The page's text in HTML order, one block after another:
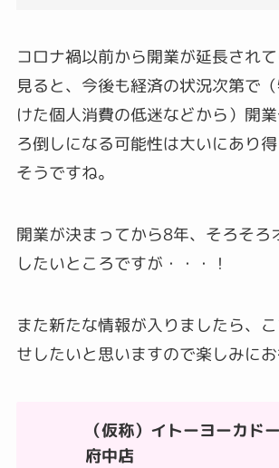
コロナ禍以前から開業が延長され
見ると、今後も経済の状況次第で
けた個人消費の低迷などから）開
ろ倒しになる可能性は大いにあり
そうですね。
開業が決まってから8年、そろそろ
したいところですが・・・！
また新たな情報が入りましたら、
せしたいと思いますので楽しみに
（仮称）イトーヨーカド
府中店